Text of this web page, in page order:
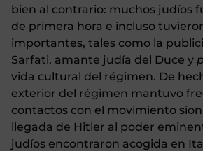
bien al contrario: muchos judíos
de primera hora e incluso
importantes, tales como la
Sarfati, amante judía del Duce y
vida cultural del régimen. De
exterior del régimen mantuvo
contactos con el movimiento
llegada de Hitler al poder
judíos encontraron acogida en